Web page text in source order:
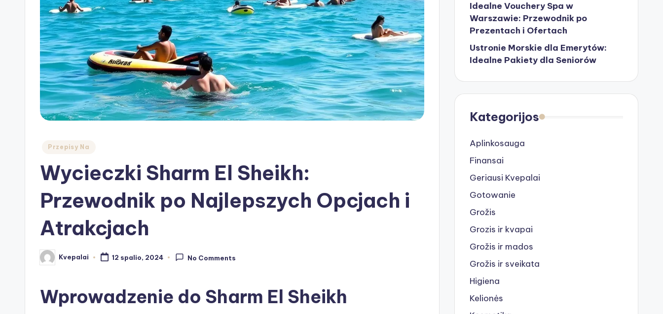
Posted
Przepisy Na
Wycieczki Sharm El Sheikh:
Przewodnik po Najlepszych Opcjach i
Atrakcjach
Posted
by
Kvepalai 12 spalio, 2024 No Comments
Wprowadzenie do Sharm El Sheikh
Idealne Vouchery Spa w
Warszawie: Przewodnik po
Prezentach i Ofertach
Ustronie Morskie dla Emerytów:
Idealne Pakiety dla Seniorów
Kategorijos
Aplinkosauga
Finansai
Geriausi Kvepalai
Gotowanie
Grožis
Grozis ir kvapai
Grožis ir mados
Grožis ir sveikata
Higiena
Kelionės